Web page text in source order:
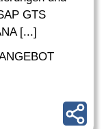
GTS
[...]